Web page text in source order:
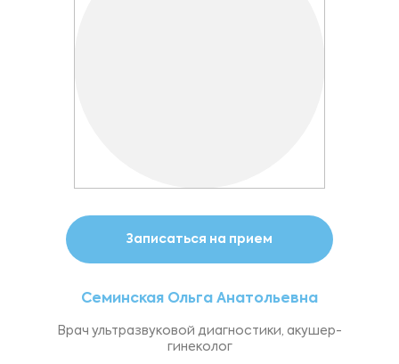
Записаться на прием
Семинская Ольга Анатольевна
Врач ультразвуковой диагностики, акушер-
гинеколог